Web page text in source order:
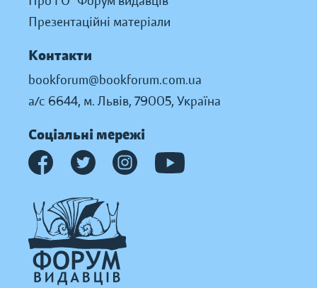
Презентаційні матеріали
Контакти
bookforum@bookforum.com.ua
а/с 6644, м. Львів, 79005, Україна
Соціальні мережі